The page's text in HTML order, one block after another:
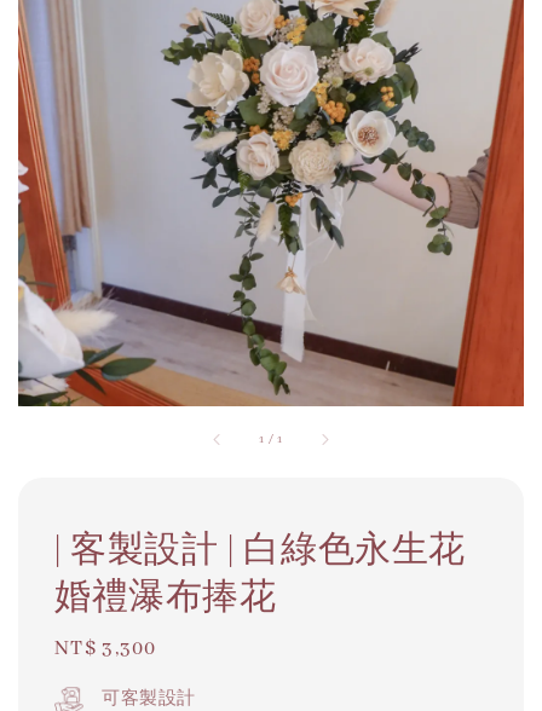
1 /1
| 客製設計 | 白綠色永生花
婚禮瀑布捧花
Regular
price
NT$ 3,300
可客製設計